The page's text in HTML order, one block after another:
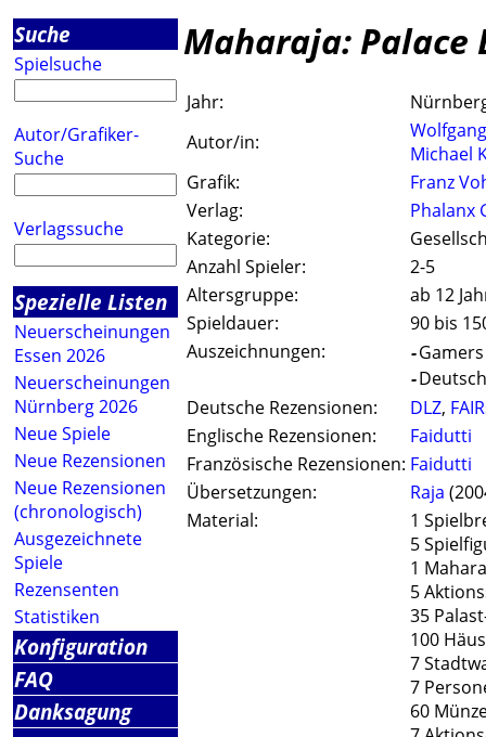
Suche
Spielsuche
Autor/Grafiker-
Suche
Verlagssuche
Spezielle Listen
Neuerscheinungen
Essen 2026
Neuerscheinungen
Nürnberg 2026
Neue Spiele
Neue Rezensionen
Neue Rezensionen
(chronologisch)
Ausgezeichnete
Spiele
Rezensenten
Statistiken
Konfiguration
FAQ
Danksagung
Maharaja:
Jahr:
Autor/in:
Michael
Grafik:
Franz
Verlag:
Phalanx
Kategorie:
Anzahl Spieler:
2-5
Altersgruppe:
ab 12
Spieldauer:
90 bis
Auszeichnungen:
-
-
Deutsche Rezensionen:
DLZ,
Englische Rezensionen:
Faidutti
Französische Rezensionen: Faidutti
Übersetzungen:
Raja
Material:
1
5
1
5
35
100
7
7
60